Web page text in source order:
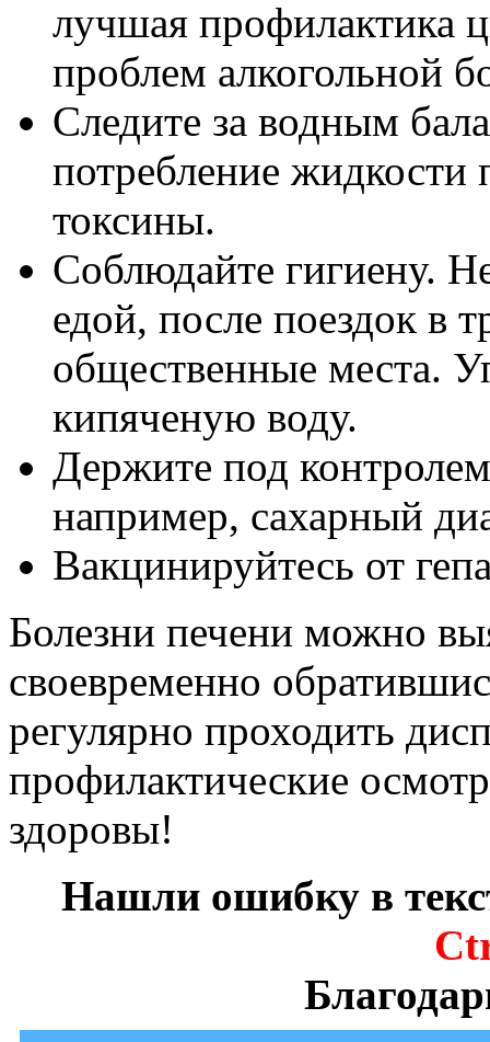
лучшая профилактика
проблем алкогольной
Следите за водным
потребление жидкости
токсины.
Соблюдайте гигиену.
едой, после поездок в
общественные места.
кипяченую воду.
Держите под
например, сахарный
Вакцинируйтесь от
Болезни печени можно
своевременно
регулярно проходить
профилактические
здоровы!
Нашли ошибку в